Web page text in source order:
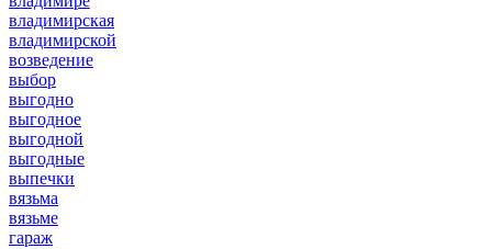
владимирская
владимирской
возведение
выбор
выгодно
выгодное
выгодной
выгодные
выпечки
вязьма
вязьме
гараж